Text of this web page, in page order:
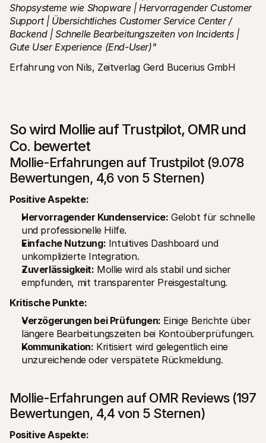
Shopsysteme wie Shopware | Hervorragender Customer
Support | Übersichtliches Customer Service Center /
Backend | Schnelle Bearbeitungszeiten von Incidents |
Gute User Experience (End-User)"
Erfahrung von Nils, Zeitverlag Gerd Bucerius GmbH
So wird Mollie auf Trustpilot, OMR und
Co. bewertet
Mollie-Erfahrungen auf Trustpilot (9.078
Bewertungen, 4,6 von 5 Sternen)
Positive Aspekte:
Hervorragender Kundenservice: Gelobt für schnelle
und professionelle Hilfe.
Einfache Nutzung: Intuitives Dashboard und
unkomplizierte Integration.
Zuverlässigkeit: Mollie wird als stabil und sicher
empfunden, mit transparenter Preisgestaltung.
Kritische Punkte:
Verzögerungen bei Prüfungen: Einige Berichte über
längere Bearbeitungszeiten bei Kontoüberprüfungen.
Kommunikation: Kritisiert wird gelegentlich eine
unzureichende oder verspätete Rückmeldung.
Mollie-Erfahrungen auf OMR Reviews (197
Bewertungen, 4,4 von 5 Sternen)
Positive Aspekte: